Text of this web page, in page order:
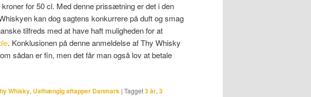
for 50 cl. Med denne prissætning er det i den
kan dog sagtens konkurrere på duft og smag
tilfreds med at have haft muligheden for at
. Konklusionen på denne anmeldelse af Thy Whisky
sådan er fin, men det får man også lov at betale
Whisky, Uafhængig aftapper Danmark | Tagget3 år, 3